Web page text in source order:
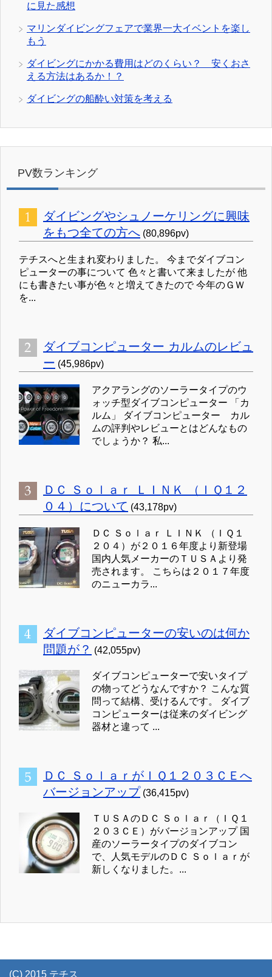
に見た感想
マリンダイビングフェアで業界一大イベントを楽し
もう
ダイビングにかかる費用はどのくらい？ 安くおさ
える方法はあるか！？
ダイビングの船酔い対策を考える
PV数ランキング
ダイビングやシュノーケリングに興味
をもつ全ての方へ (80,896pv)
テチスへと生まれ変わりました。 今までダイブコン
ピューターの事について 色々と書いて来ましたが 他
にも書きたい事が色々と増えてきたので 今年のＧＷ
を...
ダイブコンピューター カルムのレビュ
ー (45,986pv)
アクアラングのソーラータイプのウ
ォッチ型ダイブコンピューター 「カ
ルム」 ダイブコンピューター カル
ムの評判やレビューとはどんなもの
でしょうか？ 私...
ＤＣ Ｓｏｌａｒ ＬＩＮＫ （ＩＱ１２
０４）について (43,178pv)
ＤＣ Ｓｏｌａｒ ＬＩＮＫ （ＩＱ１
２０４）が２０１６年度より新登場
国内人気メーカーのＴＵＳＡより発
売されます。 こちらは２０１７年度
のニューカラ...
ダイブコンピューターの安いのは何か
問題が？ (42,055pv)
ダイブコンピューターで安いタイプ
の物ってどうなんですか？ こんな質
問って結構、受けるんです。 ダイブ
コンピューターは従来のダイビング
器材と違って ...
ＤＣ ＳｏｌａｒがＩＱ１２０３ＣＥへ
バージョンアップ (36,415pv)
ＴＵＳＡのＤＣ Ｓｏｌａｒ（ＩＱ１
２０３ＣＥ）がバージョンアップ 国
産のソーラータイプのダイブコン
で、人気モデルのＤＣ Ｓｏｌａｒが
新しくなりました。...
(C) 2015 テチス